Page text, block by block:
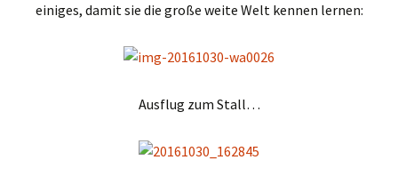
einiges, damit sie die große weite Welt kennen lernen:
Ausflug zum Stall…